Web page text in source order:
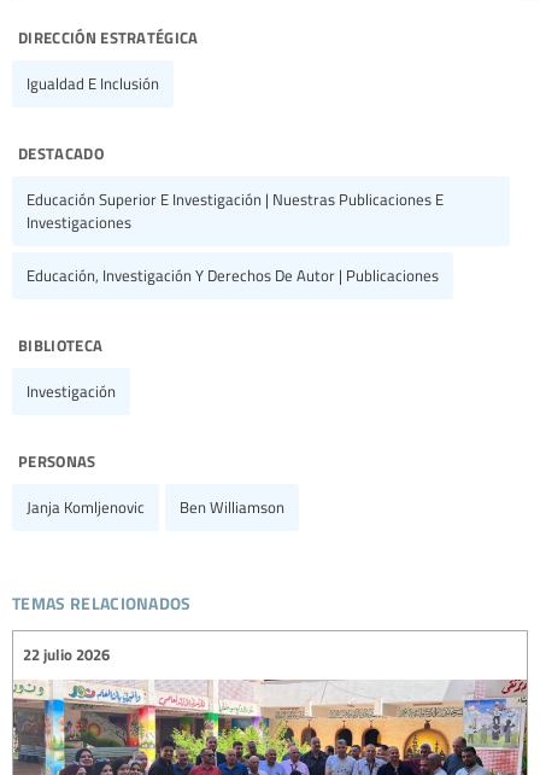
dirección estratégica
Igualdad E Inclusión
destacado
Educación Superior E Investigación | Nuestras Publicaciones E
Investigaciones
Educación, Investigación Y Derechos De Autor | Publicaciones
biblioteca
Investigación
personas
Janja Komljenovic Ben Williamson
temas relacionados
22 julio 2026